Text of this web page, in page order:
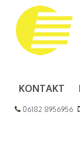
KONTAKT
06182 8956956